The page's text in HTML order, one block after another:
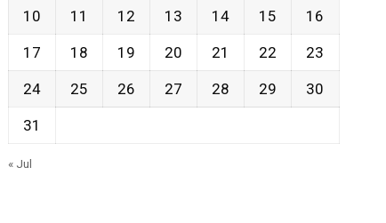
10 11 12 13 14 15 16
17 18 19 20 21 22 23
24 25 26 27 28 29 30
31
« Jul